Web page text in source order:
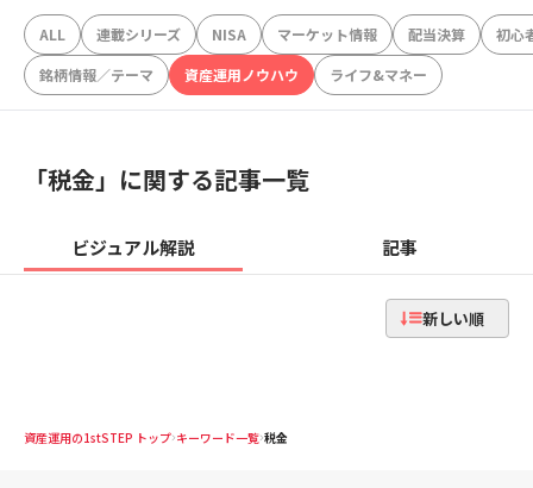
ALL 連載シリーズ NISA マーケット情報 配当決算
初心
銘柄情報／テーマ
資産運用ノウハウ ライフ&マネー
「税金」に関する記事一覧
ビジュアル解説 記事
新しい順
資産運用の1stSTEP トップ キーワード一覧 税金